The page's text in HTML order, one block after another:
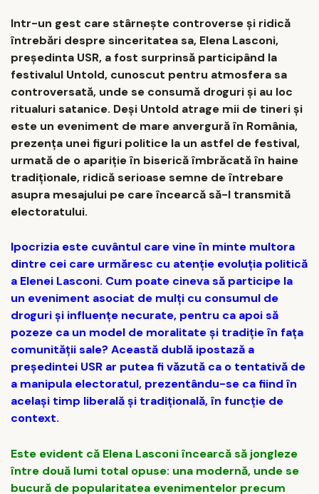
Intr-un gest care stârnește controverse și ridică
întrebări despre sinceritatea sa, Elena Lasconi,
președinta USR, a fost surprinsă participând la
festivalul Untold, cunoscut pentru atmosfera sa
controversată, unde se consumă droguri și au loc
ritualuri satanice. Deși Untold atrage mii de tineri și
este un eveniment de mare anvergură în România,
prezența unei figuri politice la un astfel de festival,
urmată de o apariție în biserică îmbrăcată în haine
tradiționale, ridică serioase semne de întrebare
asupra mesajului pe care încearcă să-l transmită
electoratului.
Ipocrizia este cuvântul care vine în minte multora
dintre cei care urmăresc cu atenție evoluția politică
a Elenei Lasconi. Cum poate cineva să participe la
un eveniment asociat de mulți cu consumul de
droguri și influențe necurate, pentru ca apoi să
pozeze ca un model de moralitate și tradiție în fața
comunității sale? Această dublă ipostază a
președintei USR ar putea fi văzută ca o tentativă de
a manipula electoratul, prezentându-se ca fiind în
același timp liberală și tradițională, în funcție de
context.
Este evident că Elena Lasconi încearcă să jongleze
între două lumi total opuse: una modernă, unde se
bucură de popularitatea evenimentelor precum